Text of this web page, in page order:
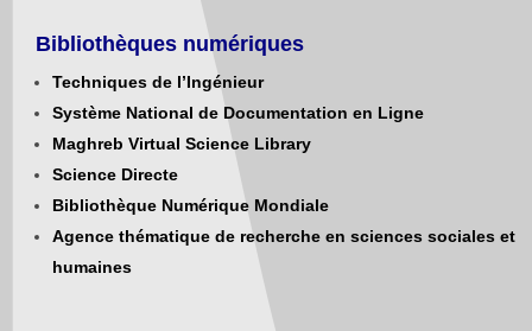
Bibliothèques numériques
Techniques de l’Ingénieur
Système National de Documentation en Ligne
Maghreb Virtual Science Library
Science Directe
Bibliothèque Numérique Mondiale
Agence thématique de recherche en sciences sociales et
humaines